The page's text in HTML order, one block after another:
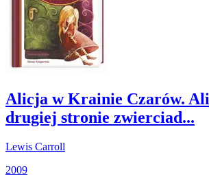
Alicja w Krainie Czarów.
drugiej stronie zwierciad...
Lewis Carroll
2009